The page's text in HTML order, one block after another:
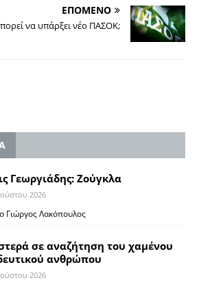
ΕΠΟΜΕΝΟ
να υπάρξει νέο ΠΑΣΟΚ;
Γεωργιάδης: Ζούγκλα
2026
Γιώργος Λακόπουλος
σε αναζήτηση του χαμένου
ανθρώπου
2026